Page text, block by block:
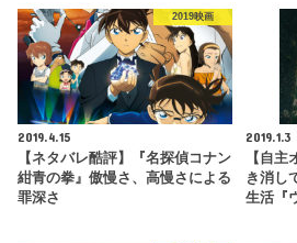
2019映画
2019.4.15
【ネタバレ酷評】『名探偵コナン
紺青の拳』傲慢さ、高慢さによる
罪深さ
2019.1.3
【自
き消し
生活『